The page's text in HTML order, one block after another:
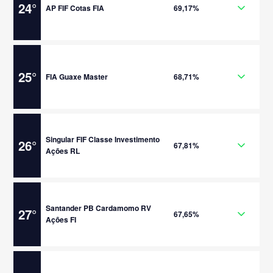
24° AP FIF Cotas FIA 69,17%
25° FIA Guaxe Master 68,71%
26°
Singular FIF Classe Investimento
Ações RL
67,81%
27°
Santander PB Cardamomo RV
Ações FI
67,65%